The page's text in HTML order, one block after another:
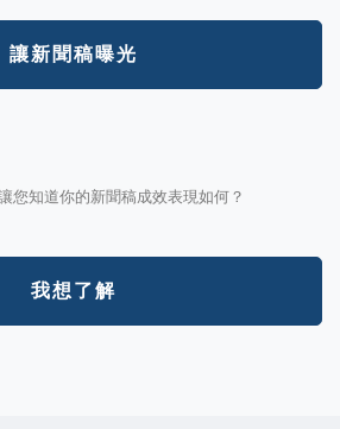
讓新聞稿曝光
您知道你的新聞稿成效表現如何？
我想了解